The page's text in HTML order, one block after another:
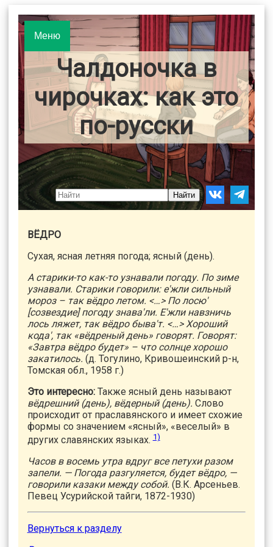
Меню
Чалдоночка в
чирочках: как это
по-русски
Найти
ВЁДРО
Сухая, ясная летняя погода; ясный (день).
А старики-то как-то узнавали погоду. По зиме
узнавали. Старики говорили: е'жли сильный
мороз – так вёдро летом. <…> По лосю'
[созвездие] погоду знава'ли. Е'жли навзничь
лось ляжет, так вёдро быва'т. <…> Хороший
кода', так «вёдреный день» говорят. Говорят:
«Завтра вёдро будет» – что солнце хорошо
закатилось. (д. Тогулино, Кривошеинский р-н,
Томская обл., 1958 г.)
Это интересно:Также ясный день называют
вёдрешний (день), вёдерный (день). Слово
происходит от праславянского и имеет схожие
формы со значением «ясный», «веселый» в
других славянских языках.1)
Часов в восемь утра вдруг все петухи разом
запели. — Погода разгуляется, будет вёдро, —
говорили казаки между собой. (В.К. Арсеньев.
Певец Усурийской тайги, 1872-1930)
Вернуться к разделу